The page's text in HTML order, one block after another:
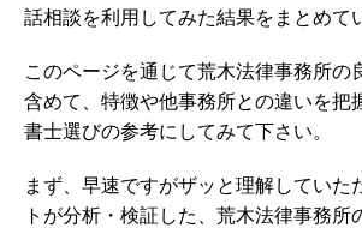
話相談を利用してみた結果をまとめて
このページを通じて荒木法律事務所の
含めて、特徴や他事務所との違いを把
書士選びの参考にしてみて下さい。
まず、早速ですがザッと理解していた
トが分析・検証した、荒木法律事務所